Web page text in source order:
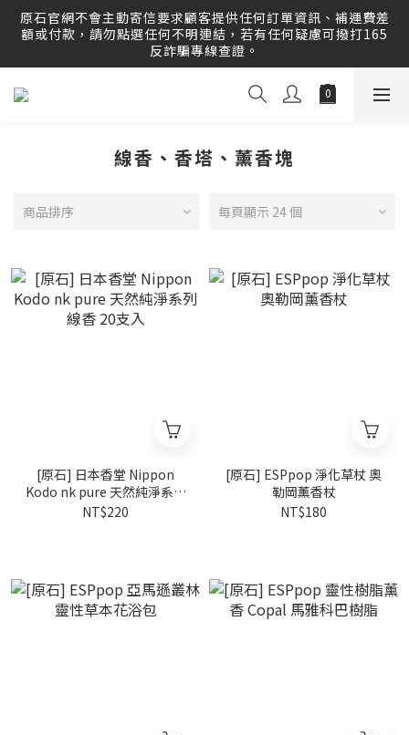
原石官網提供刷卡分期服務，歡迎多多利用！運送範圍：可配
送至全球 Worldwide Delivery！
原石官網不會主動寄信要求顧客提供任何訂單資訊、補運費差
額或付款，請勿點選任何不明連結，若有任何疑慮可撥打165
反詐騙專線查證。
原石官網提供刷卡分期服務，歡迎多多利用！運送範圍：可配
線香、香塔、薰香塊
商品排序 每頁顯示 24 個
[原石] 日本香堂 Nippon
Kodo nk pure 天然純淨系列
線香 20支入
NT$220
[原石] ESPpop 淨化草杖 奧
勒岡薰香杖
NT$180